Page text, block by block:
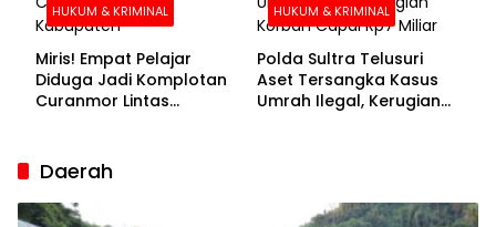
HUKUM & KRIMINAL
Miris! Empat Pelajar
Diduga Jadi Komplotan
Curanmor Lintas
HUKUM & KRIMINAL
Polda Sultra Telusuri
Aset Tersangka Kasus
Umrah Ilegal, Kerugian
Daerah